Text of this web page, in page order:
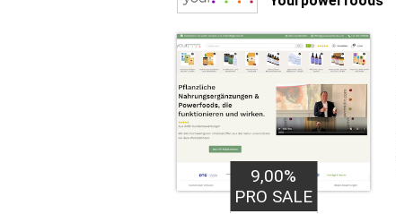
9,00%
PRO SALE